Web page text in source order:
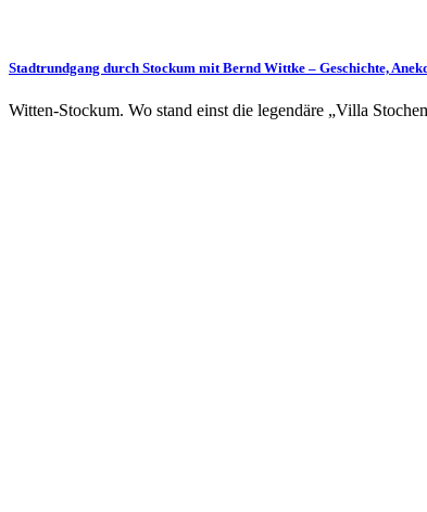
Stadtrundgang durch Stockum mit Bernd Wittke – Geschichte,
Witten-Stockum. Wo stand einst die legendäre „Villa